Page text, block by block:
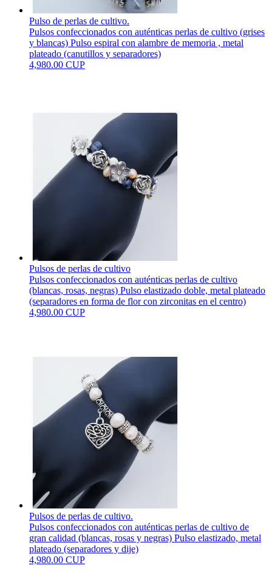
Pulso de perlas de cultivo.
Pulsos confeccionados con auténticas perlas de cultivo (grises
y blancas) Pulso espiral con alambre de memoria , metal
plateado (canutillos y separadores)
4,980.00 CUP
Pulsos de perlas de cultivo
Pulsos confeccionados con auténticas perlas de cultivo
(blancas, rosas, negras) Pulso elastizado doble, metal plateado
(separadores en forma de flor con zirconitas en el centro)
4,980.00 CUP
Pulsos de perlas de cultivo.
Pulsos confeccionados con auténticas perlas de cultivo de
gran calidad (blancas, rosas y negras) Pulso elastizado, metal
plateado (separadores y dije)
4,980.00 CUP